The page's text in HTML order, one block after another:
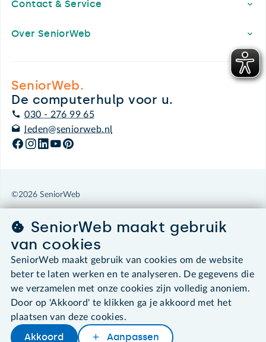
Contact & Service
Over SeniorWeb
SeniorWeb.
De computerhulp voor u.
030 - 276 99 65
leden@seniorweb.nl
©2026 SeniorWeb
Algemene voorwaarden
Cookies en cookie-instellingen
Disclaimer
Privacybeleid
About SeniorWeb
SeniorWeb maakt gebruik
van cookies
SeniorWeb maakt gebruik van cookies om de website
beter te laten werken en te analyseren. De gegevens die
we verzamelen met onze cookies zijn volledig anoniem.
Door op 'Akkoord' te klikken ga je akkoord met het
plaatsen van deze cookies.
Akkoord Aanpassen